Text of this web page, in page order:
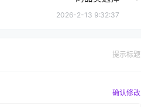
2026-2-13 9:32:37
提示标题
确认修改